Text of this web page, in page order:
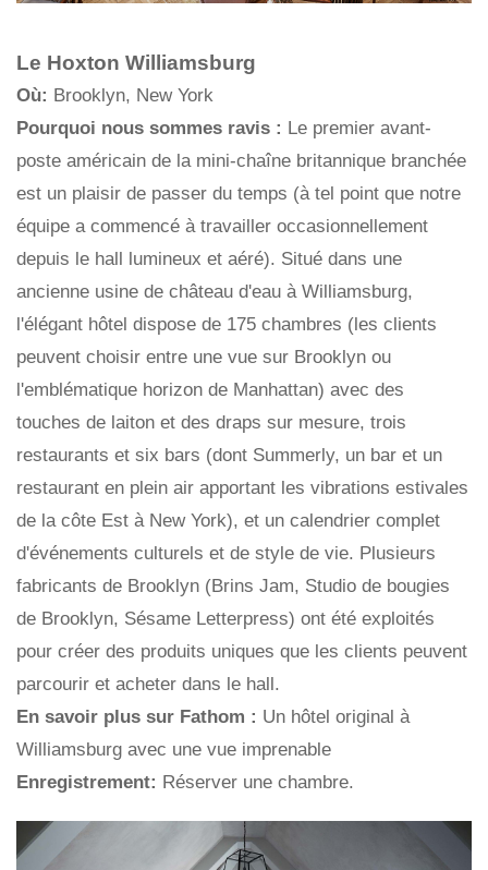
Le Hoxton Williamsburg
Où: Brooklyn, New York
Pourquoi nous sommes ravis : Le premier avant-
poste américain de la mini-chaîne britannique branchée
est un plaisir de passer du temps (à tel point que notre
équipe a commencé à travailler occasionnellement
depuis le hall lumineux et aéré). Situé dans une
ancienne usine de château d'eau à Williamsburg,
l'élégant hôtel dispose de 175 chambres (les clients
peuvent choisir entre une vue sur Brooklyn ou
l'emblématique horizon de Manhattan) avec des
touches de laiton et des draps sur mesure, trois
restaurants et six bars (dont Summerly, un bar et un
restaurant en plein air apportant les vibrations estivales
de la côte Est à New York), et un calendrier complet
d'événements culturels et de style de vie. Plusieurs
fabricants de Brooklyn (Brins Jam, Studio de bougies
de Brooklyn, Sésame Letterpress) ont été exploités
pour créer des produits uniques que les clients peuvent
parcourir et acheter dans le hall.
En savoir plus sur Fathom : Un hôtel original à
Williamsburg avec une vue imprenable
Enregistrement: Réserver une chambre.